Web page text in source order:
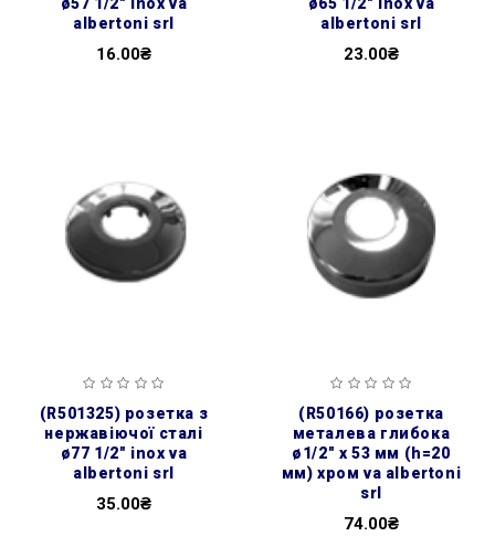
albertoni srl
16.00₴
albertoni srl
23.00₴
(r501325) розетка з
нержавіючої сталі
ø77 1/2″ inox va
albertoni srl
35.00₴
(r50166) розетка
металева глибока
ø1/2″ х 53 мм (h=20
мм) хром va albertoni
srl
74.00₴